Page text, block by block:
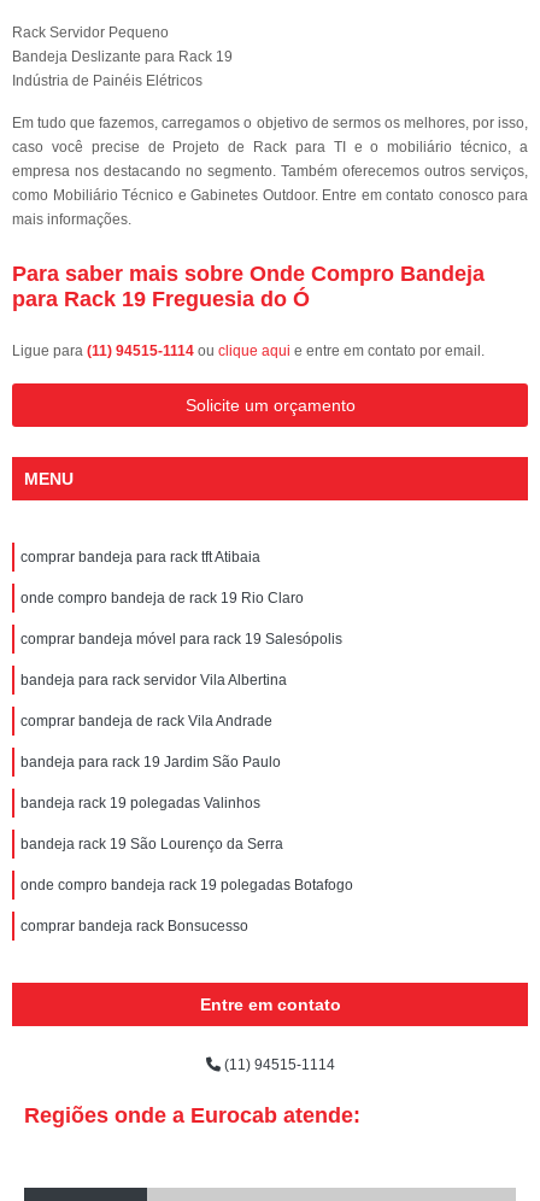
Rack Servidor Pequeno
Bandeja Deslizante para Rack 19
Indústria de Painéis Elétricos
Em tudo que fazemos, carregamos o objetivo de sermos os melhores, por isso,
caso você precise de Projeto de Rack para TI e o mobiliário técnico, a
empresa nos destacando no segmento. Também oferecemos outros serviços,
como Mobiliário Técnico e Gabinetes Outdoor. Entre em contato conosco para
mais informações.
Para saber mais sobre Onde Compro Bandeja
para Rack 19 Freguesia do Ó
Ligue para (11) 94515-1114 ou clique aqui e entre em contato por email.
Solicite um orçamento
MENU
comprar bandeja para rack tft Atibaia
onde compro bandeja de rack 19 Rio Claro
comprar bandeja móvel para rack 19 Salesópolis
bandeja para rack servidor Vila Albertina
comprar bandeja de rack Vila Andrade
bandeja para rack 19 Jardim São Paulo
bandeja rack 19 polegadas Valinhos
bandeja rack 19 São Lourenço da Serra
onde compro bandeja rack 19 polegadas Botafogo
comprar bandeja rack Bonsucesso
Entre em contato
(11) 94515-1114
Regiões onde a Eurocab atende: